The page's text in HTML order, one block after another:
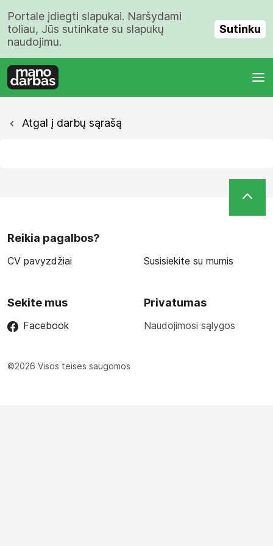
Portale įdiegti slapukai. Naršydami
toliau, Jūs sutinkate su slapukų
naudojimu.
Sutinku
Atgal į darbų sąrašą
Reikia pagalbos?
CV pavyzdžiai Susisiekite su mumis
Sekite mus
Facebook
Privatumas
Naudojimosi sąlygos
©2026 Visos teisės saugomos